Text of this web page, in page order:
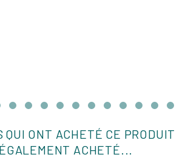
QUI ONT ACHETÉ CE PRODUIT
ACHETÉ...